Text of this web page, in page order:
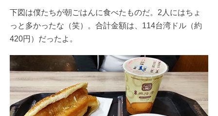
下図は僕たちが朝ごはんに食べたものだ。2人にはちょ
っと多かったな（笑）。合計金額は、114台湾ドル（約
420円）だったよ。